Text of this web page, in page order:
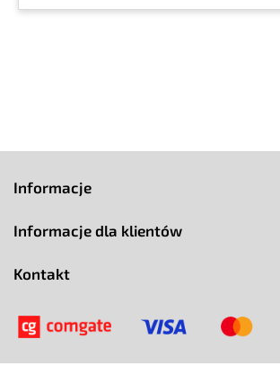
Informacje
Informacje dla klientów
Kontakt